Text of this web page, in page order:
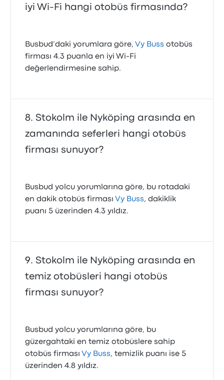
iyi Wi-Fi hangi otobüs firmasında?
Busbud’daki yorumlara göre, Vy Buss otobüs
firması 4.3 puanla en iyi Wi‑Fi
değerlendirmesine sahip.
Stokolm ile Nyköping arasında en
zamanında seferleri hangi otobüs
firması sunuyor?
Busbud yolcu yorumlarına göre, bu rotadaki
en dakik otobüs firması Vy Buss, dakiklik
puanı 5 üzerinden 4.3 yıldız.
Stokolm ile Nyköping arasında en
temiz otobüsleri hangi otobüs
firması sunuyor?
Busbud yolcu yorumlarına göre, bu
güzergahtaki en temiz otobüslere sahip
otobüs firması Vy Buss, temizlik puanı ise 5
üzerinden 4.8 yıldız.